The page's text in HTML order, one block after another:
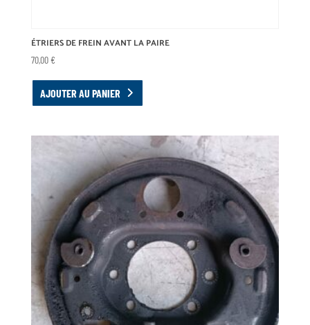
ÉTRIERS DE FREIN AVANT LA PAIRE
70,00€
AJOUTER AU PANIER